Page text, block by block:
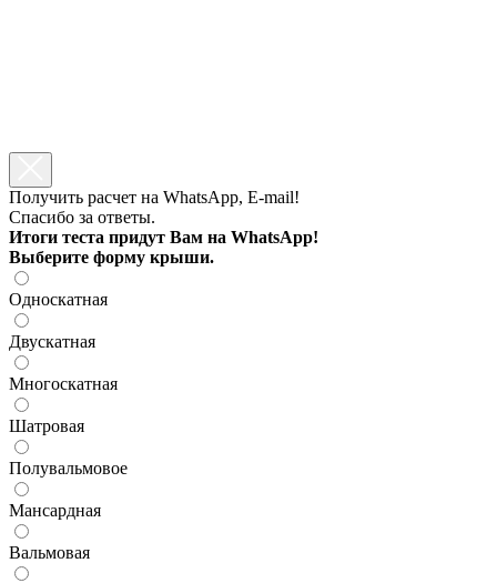
Получить расчет на WhatsApp, E-mail!
Спасибо за ответы.
Итоги теста придут Вам на WhatsApp!
Выберите форму крыши.
Односкатная
Двускатная
Многоскатная
Шатровая
Полувальмовое
Мансардная
Вальмовая